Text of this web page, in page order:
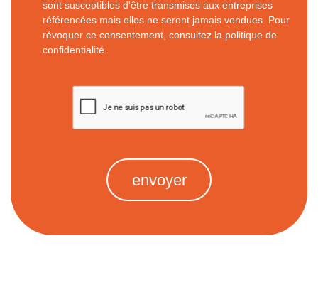
sont susceptibles d'être transmises aux entreprises
référencées mais elles ne seront jamais vendues. Pour
révoquer ce consentement, consultez la politique de
confidentialité